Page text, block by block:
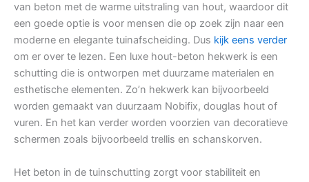
van beton met de warme uitstraling van hout, waardoor dit
een goede optie is voor mensen die op zoek zijn naar een
moderne en elegante tuinafscheiding. Dus kijk eens verder
om er over te lezen. Een luxe hout-beton hekwerk is een
schutting die is ontworpen met duurzame materialen en
esthetische elementen. Zo’n hekwerk kan bijvoorbeeld
worden gemaakt van duurzaam Nobifix, douglas hout of
vuren. En het kan verder worden voorzien van decoratieve
schermen zoals bijvoorbeeld trellis en schanskorven.
Het beton in de tuinschutting zorgt voor stabiliteit en